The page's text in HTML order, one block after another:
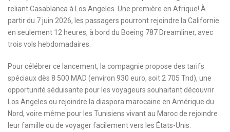
reliant Casablanca à Los Angeles. Une première en Afrique! À
partir du 7 juin 2026, les passagers pourront rejoindre la Californie
en seulement 12 heures, à bord du Boeing 787 Dreamliner, avec
trois vols hebdomadaires.
Pour célébrer ce lancement, la compagnie propose des tarifs
spéciaux dès 8 500 MAD (environ 930 euro, soit 2 705 Tnd), une
opportunité séduisante pour les voyageurs souhaitant découvrir
Los Angeles ou rejoindre la diaspora marocaine en Amérique du
Nord, voire même pour les Tunisiens vivant au Maroc de rejoindre
leur famille ou de voyager facilement vers les États-Unis.